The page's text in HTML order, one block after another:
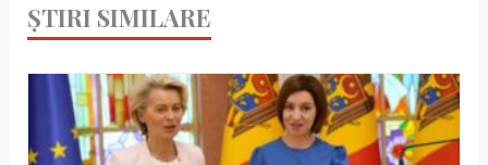
ȘTIRI SIMILARE